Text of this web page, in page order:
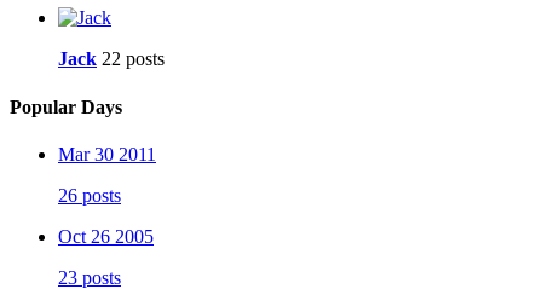
Jack 22 posts
Popular Days
Mar 30 2011
26 posts
Oct 26 2005
23 posts